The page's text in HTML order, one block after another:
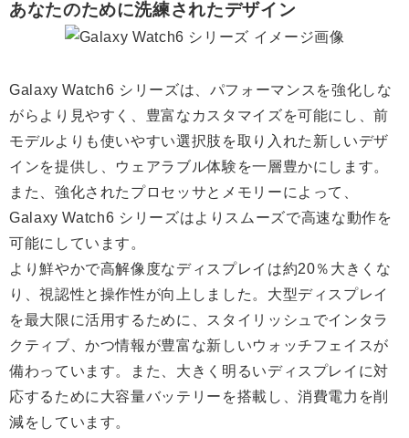
あなたのために洗練されたデザイン
Galaxy Watch6 シリーズは、パフォーマンスを強化しな
がらより見やすく、豊富なカスタマイズを可能にし、前
モデルよりも使いやすい選択肢を取り入れた新しいデザ
インを提供し、ウェアラブル体験を一層豊かにします。
また、強化されたプロセッサとメモリーによって、
Galaxy Watch6 シリーズはよりスムーズで高速な動作を
可能にしています。
より鮮やかで高解像度なディスプレイは約20％大きくな
り、視認性と操作性が向上しました。大型ディスプレイ
を最大限に活用するために、スタイリッシュでインタラ
クティブ、かつ情報が豊富な新しいウォッチフェイスが
備わっています。また、大きく明るいディスプレイに対
応するために大容量バッテリーを搭載し、消費電力を削
減をしています。